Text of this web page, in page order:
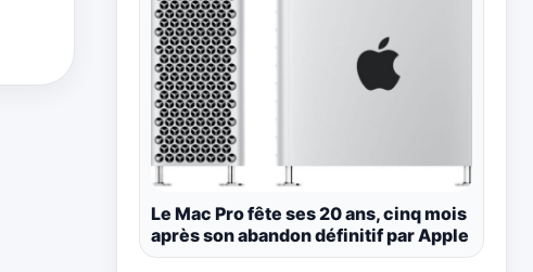
Le Mac Pro fête ses 20 ans, cinq mois
après son abandon définitif par Apple